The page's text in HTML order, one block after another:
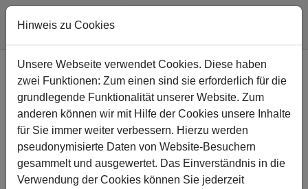
Hinweis zu Cookies
Unsere Webseite verwendet Cookies. Diese haben
zwei Funktionen: Zum einen sind sie erforderlich für die
grundlegende Funktionalität unserer Website. Zum
anderen können wir mit Hilfe der Cookies unsere Inhalte
für Sie immer weiter verbessern. Hierzu werden
pseudonymisierte Daten von Website-Besuchern
gesammelt und ausgewertet. Das Einverständnis in die
Verwendung der Cookies können Sie jederzeit